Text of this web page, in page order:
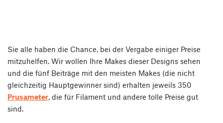
Sie alle haben die Chance, bei der Vergabe einiger Preise
mitzuhelfen. Wir wollen Ihre Makes dieser Designs sehen
und die fünf Beiträge mit den meisten Makes (die nicht
gleichzeitig Hauptgewinner sind) erhalten jeweils 350
Prusameter, die für Filament und andere tolle Preise gut
sind.